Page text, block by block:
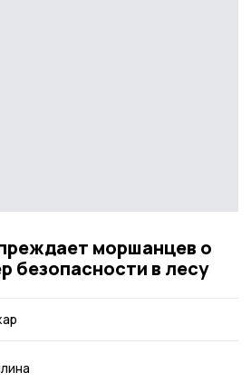
моршанцев о
безопасности в лесу